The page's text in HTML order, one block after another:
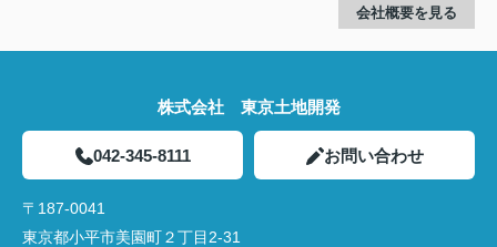
会社概要を見る
株式会社 東京土地開発
042-345-8111 お問い合わせ
〒187-0041
東京都小平市美園町２丁目2-31